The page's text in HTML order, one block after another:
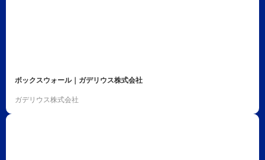
ボックスウォール｜ガデリウス株式会社
ガデリウス株式会社